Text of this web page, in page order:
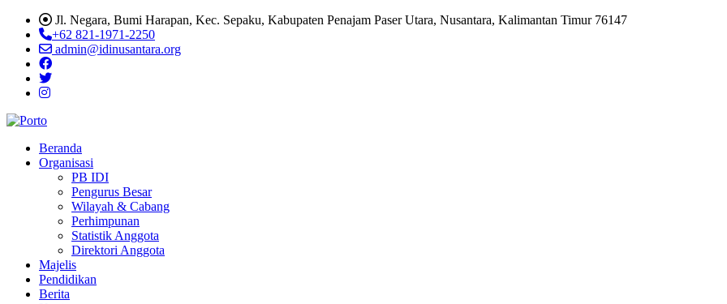
Jl. Negara, Bumi Harapan, Kec. Sepaku, Kabupaten Penajam Paser Utara, Nusantara, Kalimantan Timur 76147
+62 821-1971-2250
admin@idinusantara.org
Beranda
Organisasi
PB IDI
Pengurus Besar
Wilayah & Cabang
Perhimpunan
Statistik Anggota
Direktori Anggota
Majelis
Pendidikan
Berita